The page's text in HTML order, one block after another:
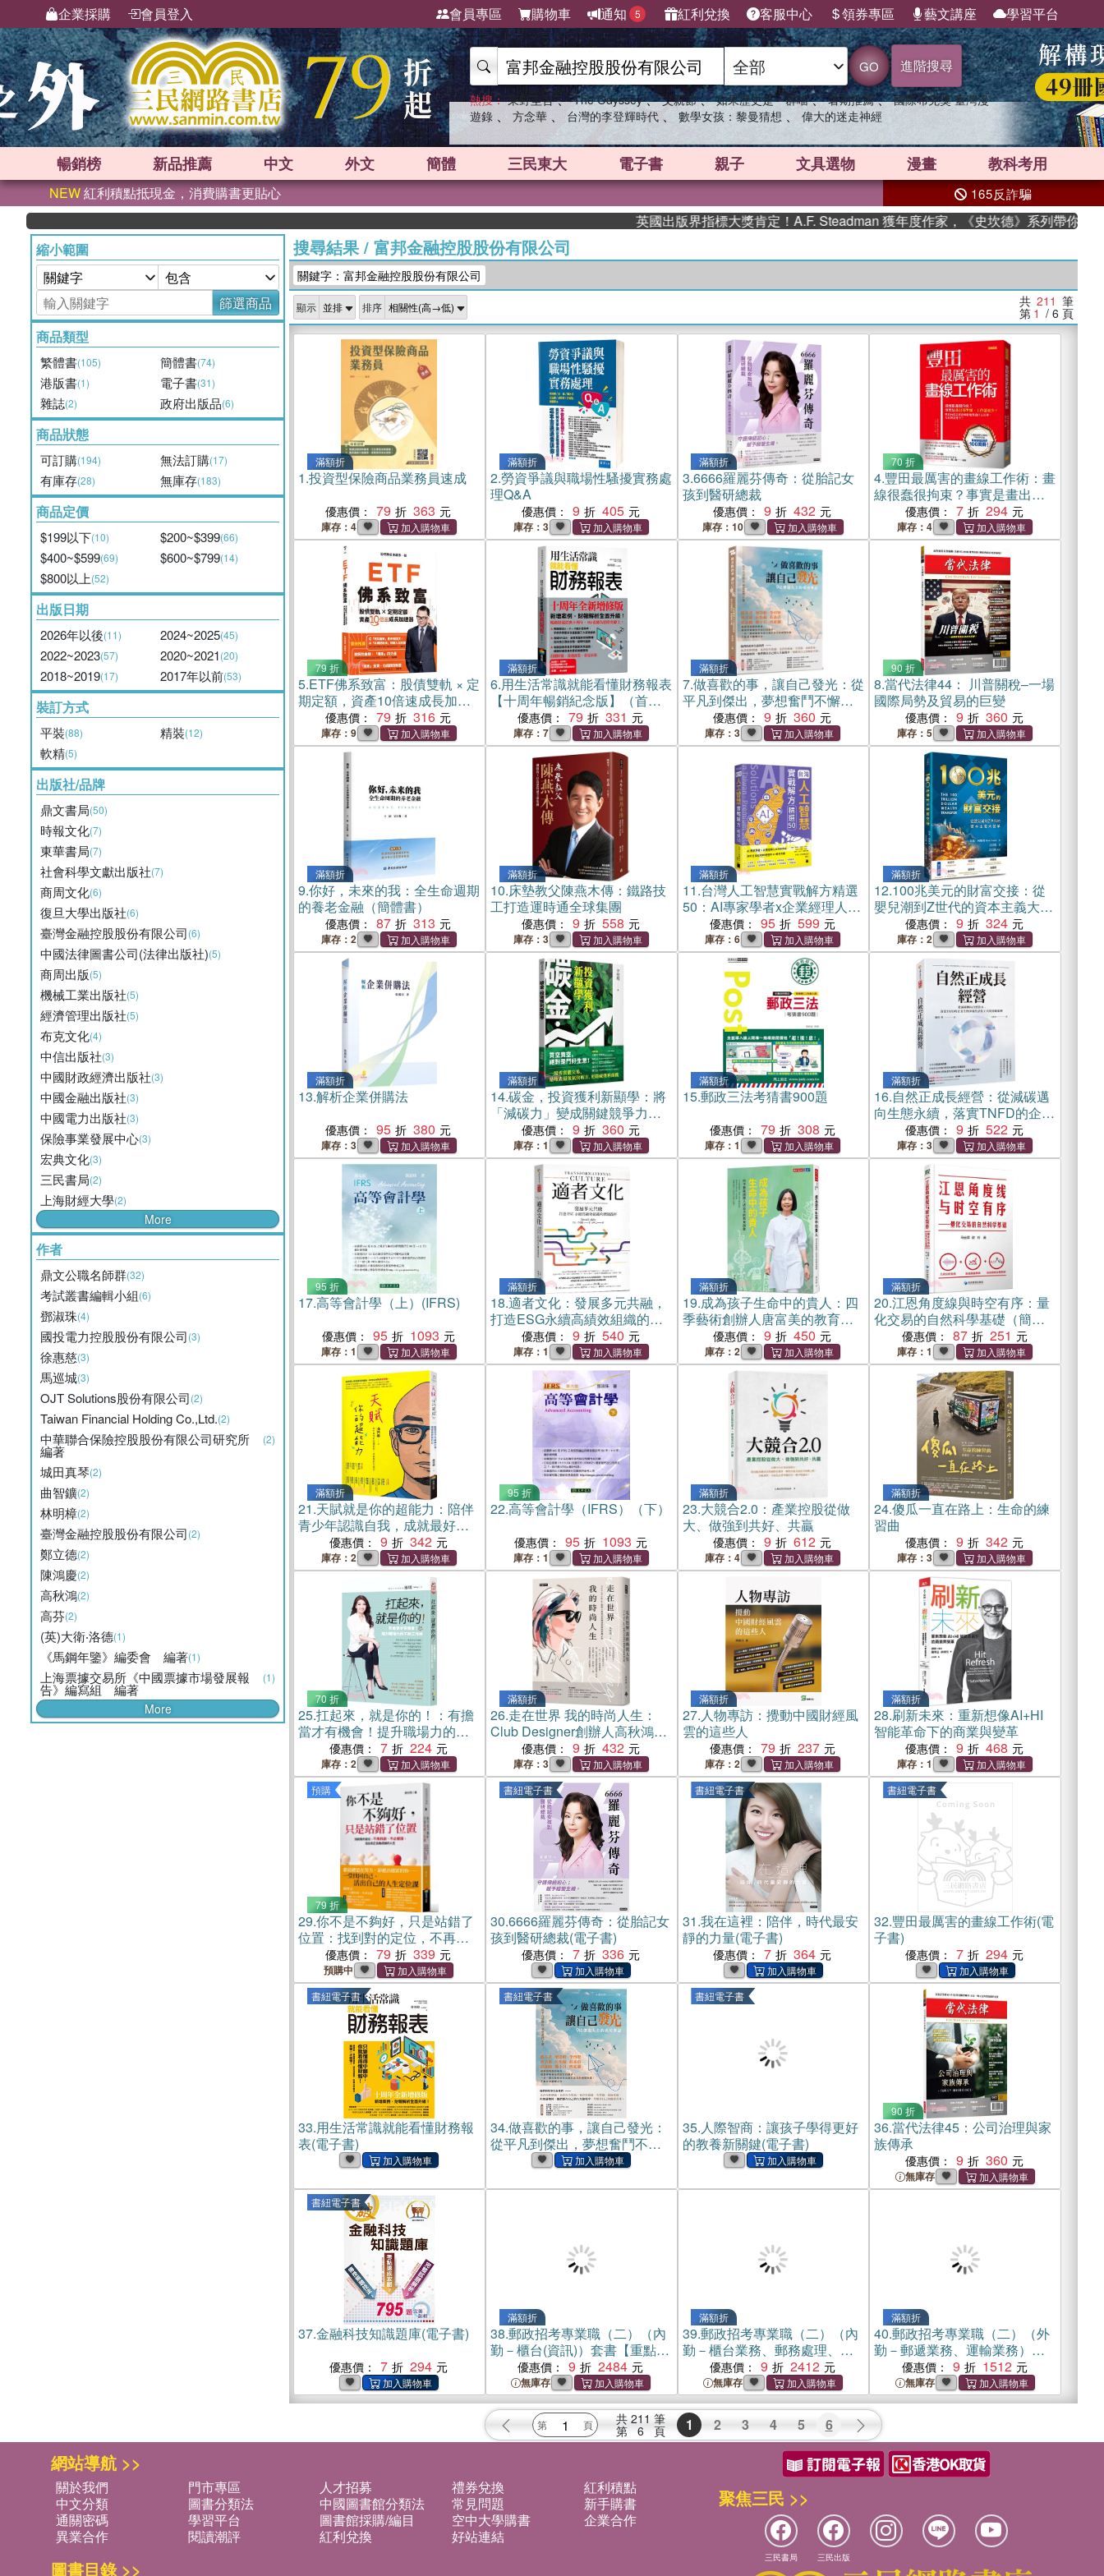
企業採購 會員登入 會員專區 購物車 通知 5 紅利兌換 客服中心 領券專區 藝文講座 學習平台
GO 進階搜尋
熱搜： 東野圭吾 、 The Odyssey 、 父親節 、 如果歷史是一群喵 、 暑期推薦 、 國際布克獎 臺灣漫
遊錄 、 方念華 、 台灣的李登輝時代 、 數學女孩：黎曼猜想 、 偉大的迷走神經
暢銷榜 新品推薦 中文 外文 簡體 三民東大 電子書 親子 文具選物 漫畫 教科考用
NEW紅利積點抵現金，消費購書更貼心 165反詐騙
英國出版界指標大獎肯定！A.F. Steadman 獲年度作家，《史坎德》系列帶你踏上熱血奇幻
縮小範圍
篩選商品
商品類型
繁體書(105) 簡體書(74)
港版書(1) 電子書(31)
雜誌(2) 政府出版品(6)
商品狀態
可訂購(194) 無法訂購(17)
有庫存(28) 無庫存(183)
商品定價
$199以下(10) $200~$399(66)
$400~$599(69) $600~$799(14)
$800以上(52)
出版日期
2026年以後(11) 2024~2025(45)
2022~2023(57) 2020~2021(20)
2018~2019(17) 2017年以前(53)
裝訂方式
平裝(88) 精裝(12)
軟精(5)
出版社/品牌
鼎文書局(50)
時報文化(7)
東華書局(7)
社會科學文獻出版社(7)
商周文化(6)
復旦大學出版社(6)
臺灣金融控股股份有限公司(6)
中國法律圖書公司(法律出版社)(5)
商周出版(5)
機械工業出版社(5)
經濟管理出版社(5)
布克文化(4)
中信出版社(3)
中國財政經濟出版社(3)
中國金融出版社(3)
中國電力出版社(3)
保險事業發展中心(3)
宏典文化(3)
三民書局(2)
上海財經大學(2)
More
作者
鼎文公職名師群(32)
考試叢書編輯小組(6)
鄧淑珠(4)
國投電力控股股份有限公司(3)
徐惠慈(3)
馬巡城(3)
OJT Solutions股份有限公司(2)
Taiwan Financial Holding Co.,Ltd.(2)
中華聯合保險控股股份有限公司研究所
編著
(2)
城田真琴(2)
曲智鑛(2)
林明樟(2)
臺灣金融控股股份有限公司(2)
鄭立德(2)
陳鴻慶(2)
高秋鴻(2)
高芬(2)
(英)大衛‧洛德(1)
《馬鋼年鑒》編委會 編著(1)
上海票據交易所《中國票據市場發展報
告》編寫組 編著
(1)
More
搜尋結果/ 富邦金融控股股份有限公司
關鍵字：富邦金融控股股份有限公司
顯示 排序 共 211 筆
第 1 / 6 頁
滿額折
1.投資型保險商品業務員速成
優惠價： 79 363
庫存：4
滿額折
2.勞資爭議與職場性騷擾實務處
理Q&A
優惠價： 9 405
庫存：3
滿額折
3.6666羅麗芬傳奇：從胎記女
孩到醫研總裁
優惠價： 9 432
庫存：10
70 折
4.豐田最厲害的畫線工作術：畫
線很蠢很拘束？事實是畫出基
準線，工作量更少！豐田內部
怎麼畫線勝過費盡口舌宣導，
大家樂意遵守？
優惠價： 7 294
庫存：4
79 折
5.ETF佛系致富：股債雙軌 × 定
期定額，資產10倍速成長加速
優惠價： 79 316
庫存：9
滿額折
6.用生活常識就能看懂財務報表
【十周年暢銷紀念版】（首刷
限量附贈「超級數字力」筆
記）
優惠價： 79 331
庫存：7
滿額折
7.做喜歡的事，讓自己發光：從
平凡到傑出，夢想奮鬥不懈，
九位傑出人士的成功筆記
優惠價： 9 360
庫存：3
90 折
8.當代法律44： 川普關稅–一場
國際局勢及貿易的巨變
優惠價： 9 360
庫存：5
滿額折
9.你好，未來的我：全生命週期
的養老金融（簡體書）
優惠價： 87 313
庫存：2
滿額折
10.床墊教父陳燕木傳：鐵路技
工打造運時通全球集團
優惠價： 9 558
庫存：3
滿額折
11.台灣人工智慧實戰解方精選
50：AI專家學者x企業經理人的
深度對話，剖析台灣在地跨領
域的AI解決方案
優惠價： 95 599
庫存：6
滿額折
12.100兆美元的財富交接：從
嬰兒潮到Z世代的資本主義大變
優惠價： 9 324
庫存：2
滿額折
13.解析企業併購法
優惠價： 95 380
庫存：3
滿額折
14.碳金，投資獲利新顯學：將
「減碳力」變成關鍵競爭力的
必修課題優惠價： 9 360
庫存：1
滿額折
15.郵政三法考猜書900題
優惠價： 79 308
庫存：1
滿額折
16.自然正成長經營：從減碳邁
向生態永續，落實TNFD的企業
生物多樣性評估工具與實踐案
優惠價： 9 522
庫存：3
95 折
17.高等會計學（上）(IFRS)
優惠價： 95 1093
庫存：1
滿額折
18.適者文化：發展多元共融，
打造ESG永續高績效組織的實
踐路徑優惠價： 9 540
庫存：1
滿額折
19.成為孩子生命中的貴人：四
季藝術創辦人唐富美的教育創
優惠價： 9 450
庫存：2
滿額折
20.江恩角度線與時空有序：量
化交易的自然科學基礎（簡體
優惠價： 87 251
庫存：1
滿額折
21.天賦就是你的超能力：陪伴
青少年認識自我，成就最好的
優惠價： 9 342
庫存：2
95 折
22.高等會計學（IFRS）（下）
優惠價： 95 1093
庫存：1
滿額折
23.大競合2.0：產業控股從做
大、做強到共好、共贏
優惠價： 9 612
庫存：4
滿額折
24.傻瓜一直在路上：生命的練
習曲
優惠價： 9 342
庫存：3
70 折
25.扛起來，就是你的！：有擔
當才有機會！提升職場力的不
敗工作術優惠價： 7 224
庫存：2
滿額折
26.走在世界 我的時尚人生：
Club Designer創辦人高秋鴻的
機遇選擇與豐盛之旅
優惠價： 9 432
庫存：3
滿額折
27.人物專訪：攪動中國財經風
雲的這些人
優惠價： 79 237
庫存：2
滿額折
28.刷新未來：重新想像AI+HI
智能革命下的商業與變革
優惠價： 9 468
庫存：1
預購
79 折
29.你不是不夠好，只是站錯了
位置：找到對的定位，不再耗
損、不必硬撐，活出真正自我
成就的人生
優惠價： 79 339
預購中
書紐電子書
30.6666羅麗芬傳奇：從胎記女
孩到醫研總裁(電子書)
優惠價： 7 336
書紐電子書
31.我在這裡：陪伴，時代最安
靜的力量(電子書)
優惠價： 7 364
書紐電子書
32.豐田最厲害的畫線工作術(電
子書)
優惠價： 7 294
書紐電子書
33.用生活常識就能看懂財務報
表(電子書)
書紐電子書
34.做喜歡的事，讓自己發光：
從平凡到傑出，夢想奮鬥不
懈，九位傑出人士的成功筆記
書紐電子書
35.人際智商：讓孩子學得更好
的教養新關鍵(電子書)
90 折
36.當代法律45：公司治理與家
族傳承
優惠價： 9 360
無庫存
書紐電子書
37.金融科技知識題庫(電子書)
優惠價： 7 294
滿額折
38.郵政招考專業職（二）（內
勤－櫃台(資訊)）套書【重點內
容整理+最新試題詳解】（贈英
文單字書、題庫網帳號、雲端
課程）
優惠價： 9 2484
無庫存
滿額折
39.郵政招考專業職（二）（內
勤－櫃台業務、郵務處理、外
匯櫃台）題庫套書（贈英文單
字書、題庫網帳號、雲端課
程）
優惠價： 9 2412
無庫存
滿額折
40.郵政招考專業職（二）（外
勤－郵遞業務、運輸業務）題
庫套書（贈英文單字書、題庫
網帳號、雲端課程）
優惠價： 9 1512
無庫存
共 211 筆
第 6 頁 1 2 3 4 5 6
網站導航 >>
關於我們 門市專區 人才招募 禮券兌換
紅利積點
中文分類
圖書分類法 中國圖書館分類法 常見問題
新手購書
通關密碼
學習平台 圖書館採購/編目 空中大學購書
企業合作
異業合作
閱讀潮評 紅利兌換 好站連結
圖書目錄 >>
聚焦三民 >>
三民書局 三民出版